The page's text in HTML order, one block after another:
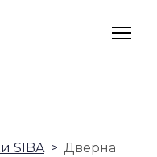
SIBA
Дверна